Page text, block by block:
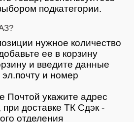
подкатегории.
нужное количество
ее в корзину
и введите данные
и номер
Почтой укажите адрес
доставке ТК Сдэк -
отделения